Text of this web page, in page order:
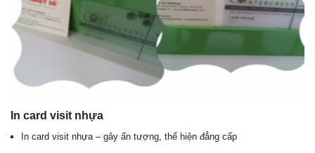
In card visit nhựa
In card visit nhựa – gây ấn tượng, thể hiện đẳng cấp